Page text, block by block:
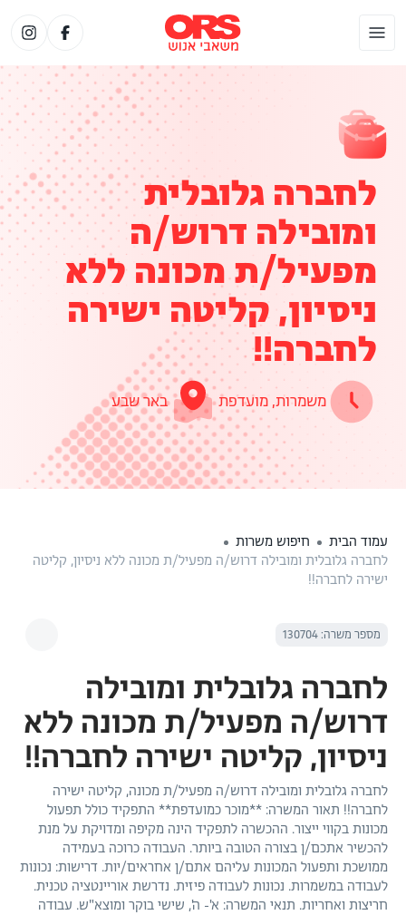
לחברה גלובלית
ומובילה דרוש/ה
מפעיל/ת מכונה ללא
ניסיון, קליטה ישירה
לחברה!!
משמרות, מועדפת באר שבע
עמוד הבית
חיפוש משרות
לחברה גלובלית ומובילה דרוש/ה מפעיל/ת מכונה ללא ניסיון, קליטה
ישירה לחברה!!
מספר משרה: 130704
לחברה גלובלית ומובילה
דרוש/ה מפעיל/ת מכונה ללא
ניסיון, קליטה ישירה לחברה!!
לחברה גלובלית ומובילה דרוש/ה מפעיל/ת מכונה, קליטה ישירה
לחברה!! תאור המשרה: **מוכר כמועדפת** התפקיד כולל תפעול
מכונות בקווי ייצור. ההכשרה לתפקיד הינה מקיפה ומדויקת על מנת
להכשיר אתכם/ן בצורה הטובה ביותר. העבודה כרוכה בעמידה
ממושכת ותפעול המכונות עליהם אתם/ן אחראים/יות. דרישות: נכונות
לעבודה במשמרות. נכונות לעבודה פיזית. נדרשת אוריינטציה טכנית.
חריצות ואחריות. תנאי המשרה: א'- ה', שישי בוקר ומוצא"ש. עבודה